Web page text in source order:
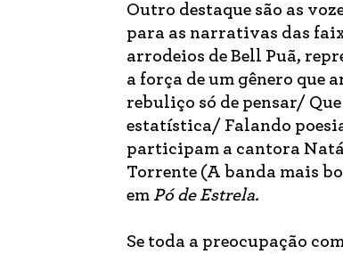
Outro destaque são as
para as narrativas das
arrodeios de Bell Puã,
a força de um gênero que
rebuliço só de pensar/
estatística/ Falando
participam a cantora
Torrente (A banda mais
em Pó de Estrela.
Se toda a preocupação